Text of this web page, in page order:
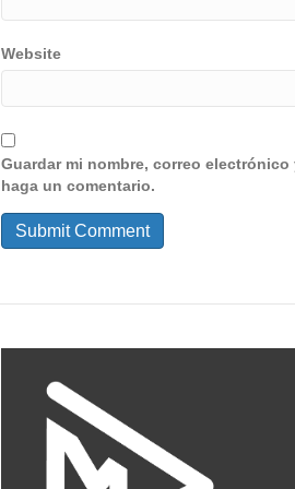
Website
Guardar mi nombre, correo
haga un comentario.